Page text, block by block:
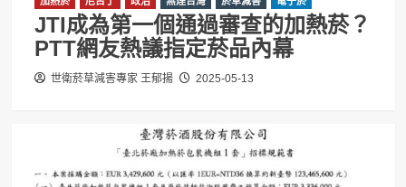
JTI成為第一個通過審查的加熱菸？
PTT網友熱議指定菸品內幕
世衛菸草減害專家 王郁揚 2025-05-13